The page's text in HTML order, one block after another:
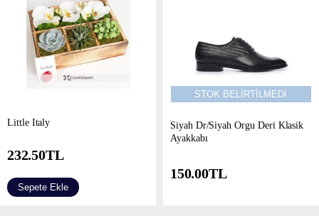
Little Italy
232.50TL
Sepete Ekle
STOK BELİRTİLMEDİ
Siyah Dr/Siyah Orgu Deri Klasik
Ayakkabı
150.00TL